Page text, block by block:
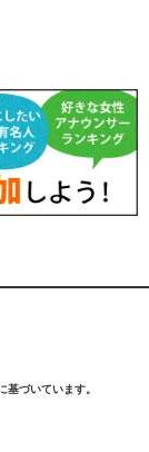
づいています。